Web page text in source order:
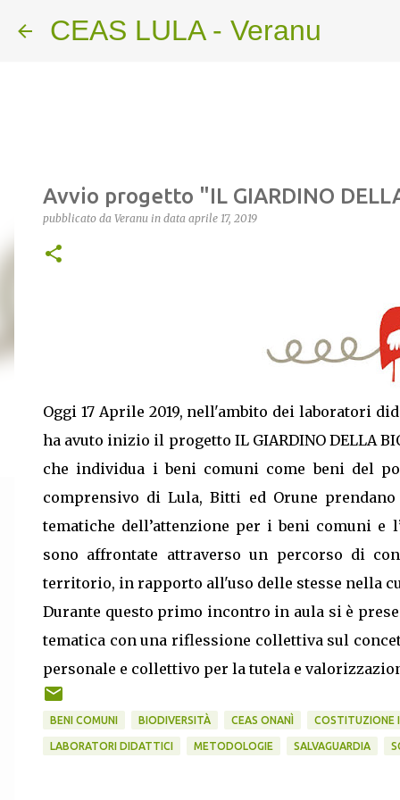
CEAS LULA - Veranu
Avvio progetto "IL GIARDINO
pubblicato da Veranu in data aprile 17, 2019
Oggi 17 Aprile 2019, nell'ambito dei laboratori
ha avuto inizio il progetto IL GIARDINO DELLA
che individua i beni comuni come beni del
comprensivo di Lula, Bitti ed Orune
tematiche dell’attenzione per i beni comuni e
sono affrontate attraverso un percorso di
territorio, in rapporto all'uso delle stesse nella
Durante questo primo incontro in aula si è
tematica con una riflessione collettiva sul
personale e collettivo per la tutela e
BENI COMUNI BIODIVERSITÀ CEAS ONANÌ COSTITUZIONE
LABORATORI DIDATTICI METODOLOGIE SALVAGUARDIA